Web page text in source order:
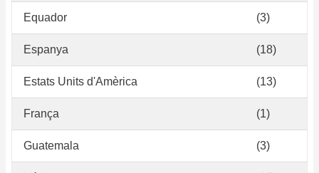
Equador (3)
Espanya (18)
Estats Units d'Amèrica (13)
França (1)
Guatemala (3)